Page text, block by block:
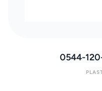
0544-